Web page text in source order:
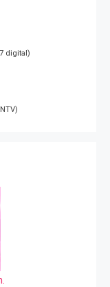
digital)